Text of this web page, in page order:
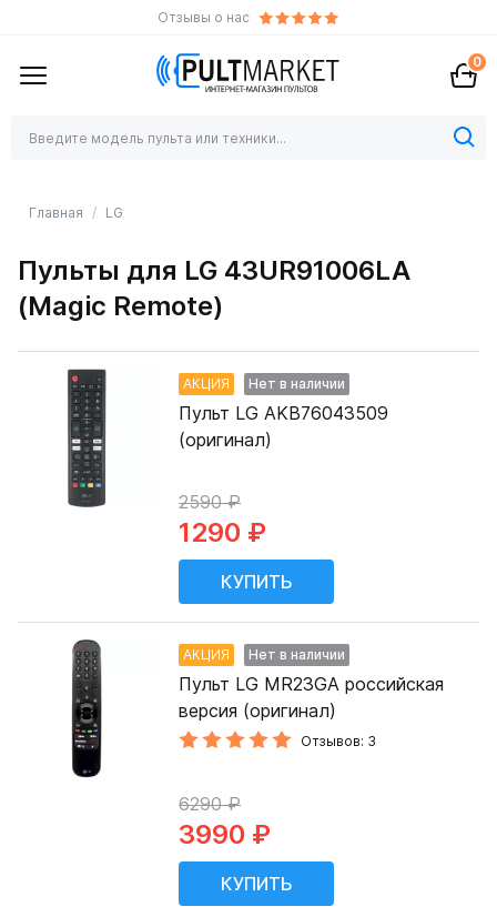
Отзывы о нас
0
Главная LG
Пульты для LG 43UR91006LA
(Magic Remote)
АКЦИЯ Нет в наличии
Пульт LG AKB76043509
(оригинал)
2590 ₽
1290 ₽
АКЦИЯ Нет в наличии
Пульт LG MR23GA российская
версия (оригинал)
Отзывов: 3
6290 ₽
3990 ₽